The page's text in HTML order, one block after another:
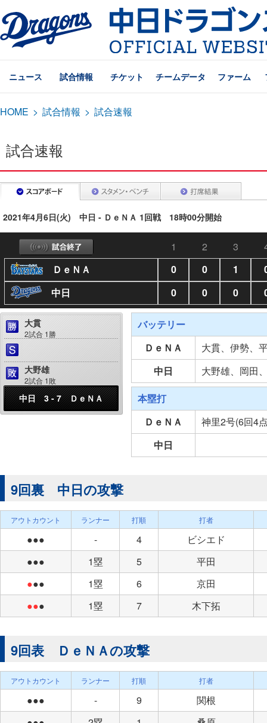
ニュース 試合情報 チケット チームデータ ファーム
HOME > 試合情報 > 試合速報
試合速報
2021年4月6日(火) 中日 - ＤｅＮＡ 1回戦 18時00分開始
1 2 3
ＤｅＮＡ
0 0 1
中日
0 0 0
大貫
2試合 1勝
大野雄
2試合 1敗
中日 3 - 7 ＤｅＮＡ
バッテリー
ＤｅＮＡ
大貫、伊勢、
中日
大野雄、岡田
本塁打
ＤｅＮＡ
神里2号(6回4
中日
9回裏 中日の攻撃
アウトカウント ランナー 打順 打者
●●● - 4
ビシエド
●●●
1塁 5
平田
●●● 1塁 6
京田
●●● 1塁 7 木下拓
9回表 ＤｅＮＡの攻撃
アウトカウント ランナー 打順 打者
●●● - 9
関根